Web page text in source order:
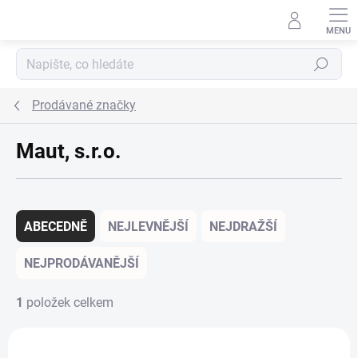
Hledat
Prodávané značky
Maut, s.r.o.
ABECEDNĚ NEJLEVNĚJŠÍ NEJDRAŽŠÍ
NEJPRODÁVANĚJŠÍ
1 položek celkem